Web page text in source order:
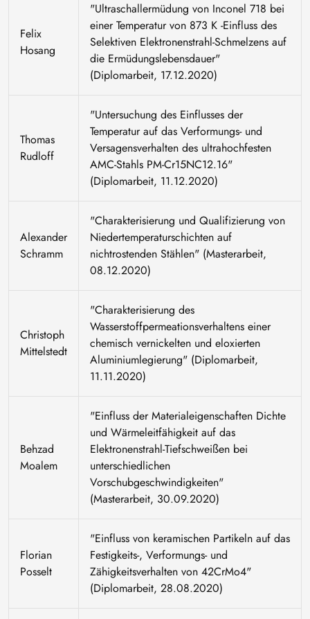
Felix
Hosang
"Ultraschallermüdung von Inconel 718 bei
einer Temperatur von 873 K -Einfluss des
Selektiven Elektronenstrahl-Schmelzens auf
die Ermüdungslebensdauer"
(Diplomarbeit, 17.12.2020)
Thomas
Rudloff
"Untersuchung des Einflusses der
Temperatur auf das Verformungs- und
Versagensverhalten des ultrahochfesten
AMC-Stahls PM-Cr15NC12.16"
(Diplomarbeit, 11.12.2020)
Alexander
Schramm
"Charakterisierung und Qualifizierung von
Niedertemperaturschichten auf
nichtrostenden Stählen" (Masterarbeit,
08.12.2020)
Christoph
Mittelstedt
"Charakterisierung des
Wasserstoffpermeationsverhaltens einer
chemisch vernickelten und eloxierten
Aluminiumlegierung" (Diplomarbeit,
11.11.2020)
Behzad
Moalem
"Einfluss der Materialeigenschaften Dichte
und Wärmeleitfähigkeit auf das
Elektronenstrahl-Tiefschweißen bei
unterschiedlichen
Vorschubgeschwindigkeiten"
(Masterarbeit, 30.09.2020)
Florian
Posselt
"Einfluss von keramischen Partikeln auf das
Festigkeits-, Verformungs- und
Zähigkeitsverhalten von 42CrMo4"
(Diplomarbeit, 28.08.2020)